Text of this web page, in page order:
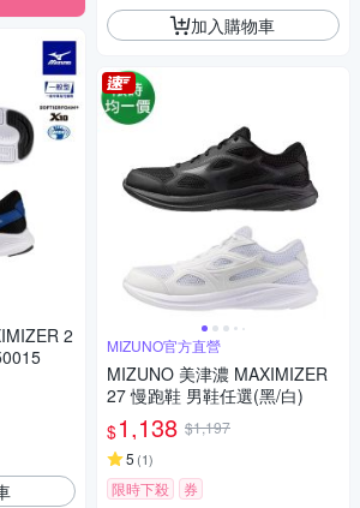
2
加入購物車
MIZUNO官方直營
MIZUNO 美津濃 MAXIMIZER
27 慢跑鞋 男鞋任選(黑/白)
$1,138 $1,197
5 (1)
限時下殺 券